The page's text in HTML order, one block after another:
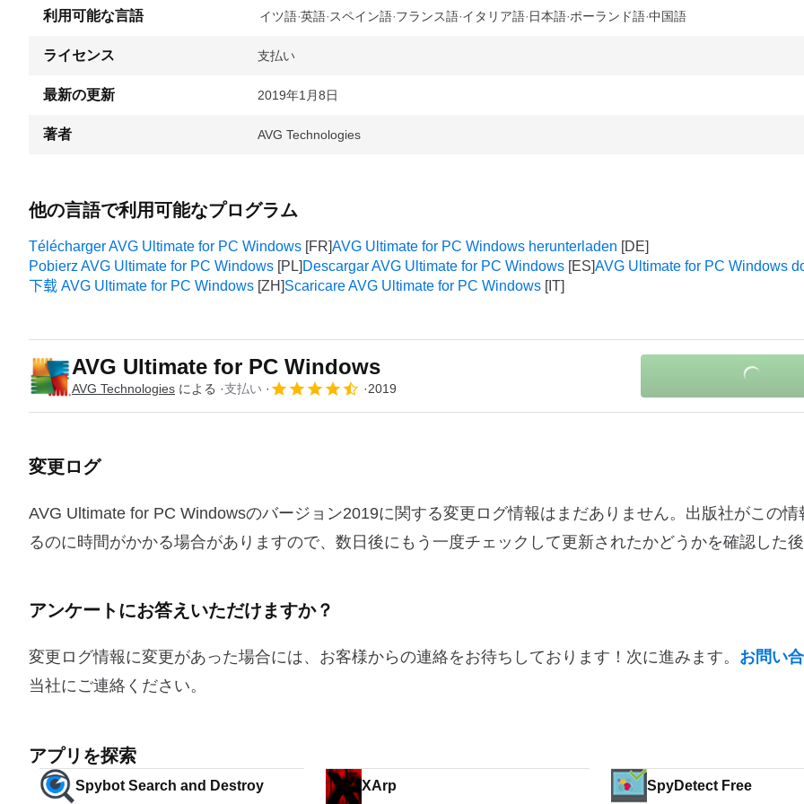
利用可能な言語 ドイツ語 英語 スペイン語 フランス語 イタリア語 日本語 ポーランド語 中国語
ライセンス 支払い
最新の更新 2019年1月8日
著者 AVG Technologies
他の言語で利用可能なプログラム
Télécharger AVG Ultimate for PC Windows
AVG Ultimate for PC Windows herunterladen
Pobierz AVG Ultimate for PC Windows
Descargar AVG Ultimate for PC Windows
AVG Ultimate for PC Windows
下载 AVG Ultimate for PC Windows
Scaricare AVG Ultimate for PC Windows
AVG Ultimate for PC Windows
AVG Technologies による 支払い 2019
変更ログ
AVG Ultimate for PC Windowsのバージョン2019に関する変更ログ情報はまだありません。出版社がこの情
るのに時間がかかる場合がありますので、数日後にもう一度チェックして更新されたかどうかを確認した後
アンケートにお答えいただけますか？
変更ログ情報に変更があった場合には、お客様からの連絡をお待ちしております！次に進みます。 お問い
当社にご連絡ください。
アプリを探索
Spybot Search and Destroy XArp SpyDetect Free